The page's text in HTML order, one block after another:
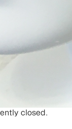
closed.